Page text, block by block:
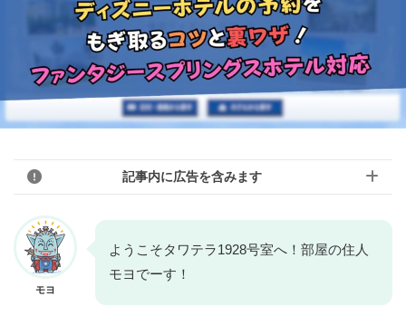
記事内に広告を含みます
モヨ
このブログのリンクは広告を含んでいる場
合があります。モヨのことを「応援しても
モヨ
ようこそタワテラ1928号室へ！部屋の住人
モヨでーす！